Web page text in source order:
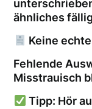
ähnliches
Keine
Fehlende
Misstrauisch
Tipp: Hör